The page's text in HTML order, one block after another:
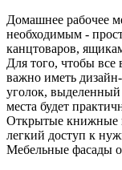
Домашнее рабочее
необходимым -
канцтоваров,
Для того, чтобы
важно иметь
уголок, выделенный
места будет
Открытые книжные
легкий доступ к
Мебельные фасады